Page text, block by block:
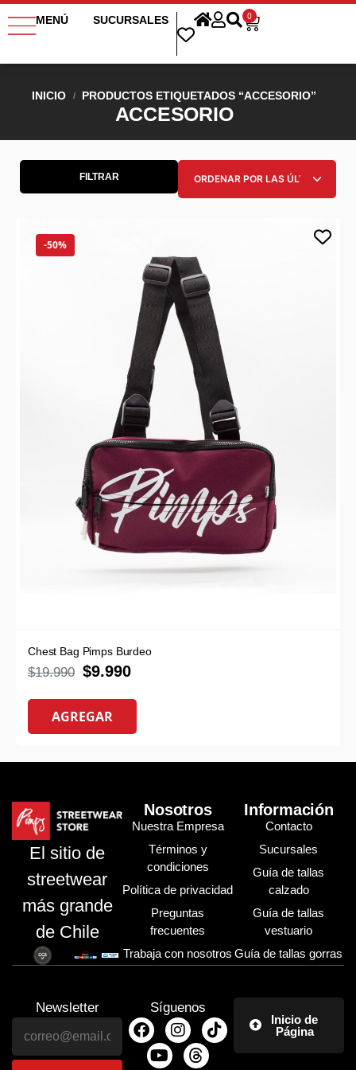
MENÚ SUCURSALES 0
INICIO / PRODUCTOS ETIQUETADOS “ACCESORIO”
ACCESORIO
FILTRAR
-50%
Chest Bag Pimps Burdeo
$19.990 $9.990
AGREGAR
El sitio de
streetwear
más grande
de Chile
Nosotros
Nuestra Empresa
Términos y
condiciones
Política de privacidad
Preguntas
frecuentes
Trabaja con nosotros
Información
Contacto
Sucursales
Guía de tallas
calzado
Guía de tallas
vestuario
Guía de tallas gorras
Newsletter Síguenos
Inicio de
Página